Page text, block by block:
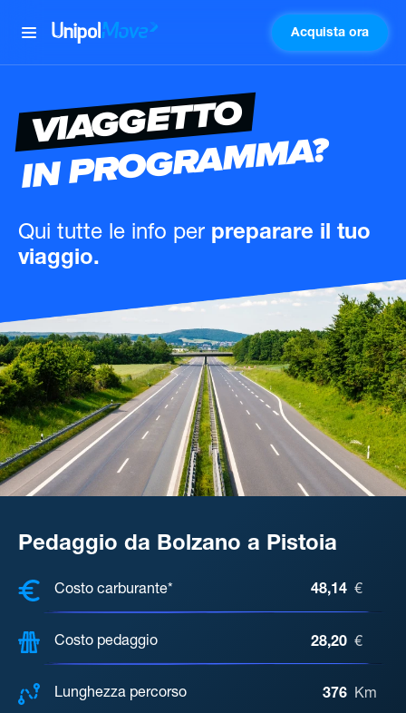
UnipolMove Acquista ora
VIAGGETTO
IN PROGRAMMA?
Qui tutte le info per preparare il tuo
viaggio.
Pedaggio da Bolzano a Pistoia
COSTI, DISTANZA, TEMPO DI
Costo carburante* 48,14 €
Costo pedaggio 28,20 €
Lunghezza percorso 376 Km